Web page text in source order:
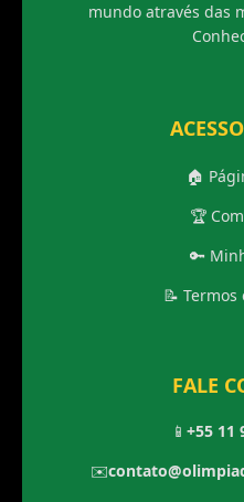
mundo através das
🏠
🏆
🔑
📝 Termos
FALE
📱 +55 11
✉️